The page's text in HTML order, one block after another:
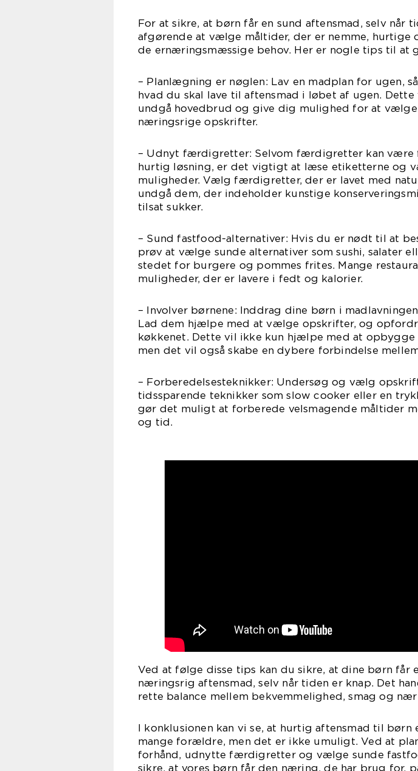
For at sikre, at børn får en sund aftensmad, selv når
afgørende at vælge måltider, der er nemme, hurtige
de ernæringsmæssige behov. Her er nogle tips til at
– Planlægning er nøglen: Lav en madplan for ugen,
hvad du skal lave til aftensmad i løbet af ugen.
undgå hovedbrud og give dig mulighed for at vælge
næringsrige opskrifter.
– Udnyt færdigretter: Selvom færdigretter kan være
hurtig løsning, er det vigtigt at læse etiketterne og
muligheder. Vælg færdigretter, der er lavet med
undgå dem, der indeholder kunstige
tilsat sukker.
– Sund fastfood-alternativer: Hvis du er nødt til at
prøv at vælge sunde alternativer som sushi, salater
stedet for burgere og pommes frites. Mange
muligheder, der er lavere i fedt og kalorier.
– Involver børnene: Inddrag dine børn i
Lad dem hjælpe med at vælge opskrifter, og opfordr
køkkenet. Dette vil ikke kun hjælpe med at opbygge
men det vil også skabe en dybere forbindelse
– Forberedelsesteknikker: Undersøg og vælg
tidssparende teknikker som slow cooker eller en
gør det muligt at forberede velsmagende måltider
og tid.
Ved at følge disse tips kan du sikre, at dine børn får
næringsrig aftensmad, selv når tiden er knap. Det
rette balance mellem bekvemmelighed, smag og
I konklusionen kan vi se, at hurtig aftensmad til
mange forældre, men det er ikke umuligt. Ved at
forhånd, udnytte færdigretter og vælge sunde
sikre, at vores børn får den næring, de har brug for,